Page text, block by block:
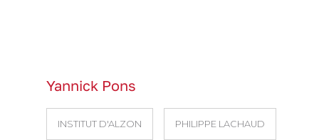
Yannick Pons
INSTITUT D'ALZON PHILIPPE LACHAUD